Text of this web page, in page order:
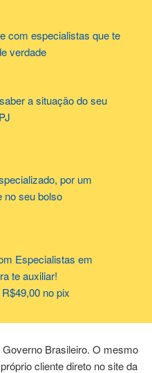
com especialistas que te
verdade
a situação do seu
por um
no seu bolso
Especialistas em
te auxiliar!
no pix
Brasileiro. O mesmo
cliente direto no site da